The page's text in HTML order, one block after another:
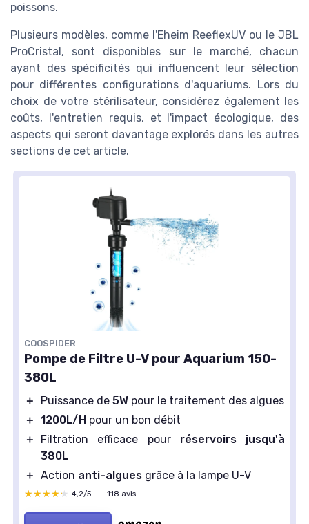
poissons.
Plusieurs modèles, comme l'Eheim ReeflexUV ou le JBL
ProCristal, sont disponibles sur le marché, chacun
ayant des spécificités qui influencent leur sélection
pour différentes configurations d'aquariums. Lors du
choix de votre stérilisateur, considérez également les
coûts, l'entretien requis, et l'impact écologique, des
aspects qui seront davantage explorés dans les autres
sections de cet article.
COOSPIDER
Pompe de Filtre U-V pour Aquarium 150-
380L
＋ Puissance de 5W pour le traitement des algues
＋ 1200L/H pour un bon débit
＋
Filtration efficace pour réservoirs jusqu'à
380L
＋ Action anti-algues grâce à la lampe U-V
★★★★★
★★★★★ 4,2/5 — 118 avis